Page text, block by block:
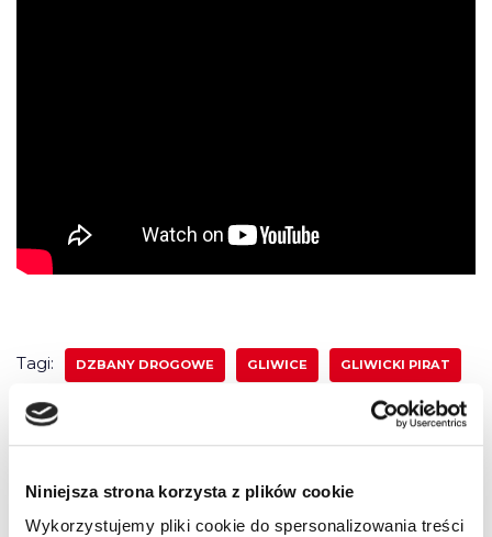
Niniejsza strona korzysta z plików cookie
Wykorzystujemy pliki cookie do spersonalizowania treści
Tagi: DZBANY DROGOWE GLIWICE GLIWICKI PIRAT
KOMENTARZ NIEODPOWIEDZIALNOŚĆ
5 komentarzy do “Gliwicki pirat –